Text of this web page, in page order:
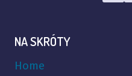
NA SKRÓTY
Home